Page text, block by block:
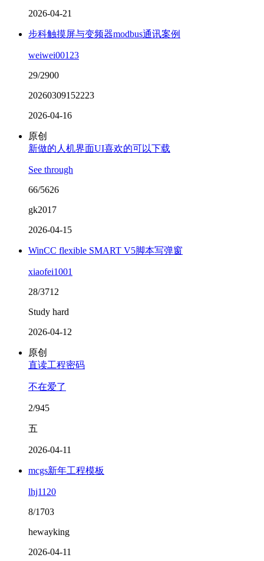
2026-04-21
步科触摸屏与变频器modbus通讯案例
weiwei00123
29/2900
20260309152223
2026-04-16
原创
新做的人机界面UI喜欢的可以下载
See through
66/5626
gk2017
2026-04-15
WinCC flexible SMART V5脚本写弹窗
xiaofei1001
28/3712
Study hard
2026-04-12
原创
直读工程密码
不在爱了
2/945
五
2026-04-11
mcgs新年工程模板
lhj1120
8/1703
hewayking
2026-04-11